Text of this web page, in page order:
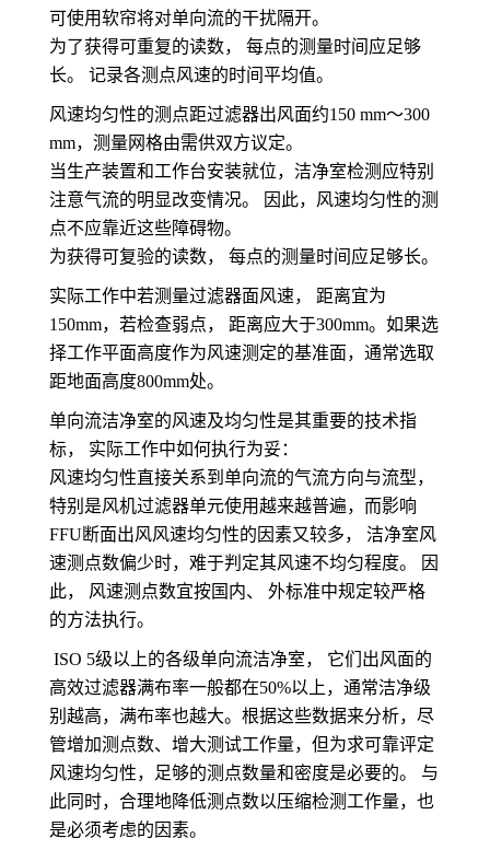
可使用软帘将对单向流的干扰隔开。
为了获得可重复的读数， 每点的测量时间应足够
长。 记录各测点风速的时间平均值。
风速均匀性的测点距过滤器出风面约150 mm～300
mm，测量网格由需供双方议定。
当生产装置和工作台安装就位， 洁净室检测 应特别
注意气流的明显改变情况。 因此，风速均匀性的测
点不应靠近这些障碍物。
为获得可复验的读数， 每点的测量时间应足够长。
实际工作中若测量过滤器面风速， 距离宜为
150mm，若检查弱点， 距离应大于300mm。如果选
择工作平面高度作为风速测定的基准面，通常选取
距地面高度800mm处。
单向流洁净室的风速及均匀性是其重要的技术指
标， 实际工作中如何执行为妥：
风速均匀性直接关系到单向流的气流方向与流型，
特别是风机过滤器单元使用越来越普遍，而影响
FFU断面出风风速均匀性的因素又较多， 洁净室风
速测点数偏少时，难于判定其风速不均匀程度。 因
此， 风速测点数宜按国内、 外标准中规定较严格
的方法执行。
ISO 5级以上的各级单向流洁净室， 它们出风面的
高效过滤器满布率一般都在50%以上，通常洁净级
别越高，满布率也越大。根据这些数据来分析，尽
管增加测点数、增大测试工作量，但为求可靠评定
风速均匀性，足够的测点数量和密度是必要的。 与
此同时，合理地降低测点数以压缩检测工作量，也
是必须考虑的因素。